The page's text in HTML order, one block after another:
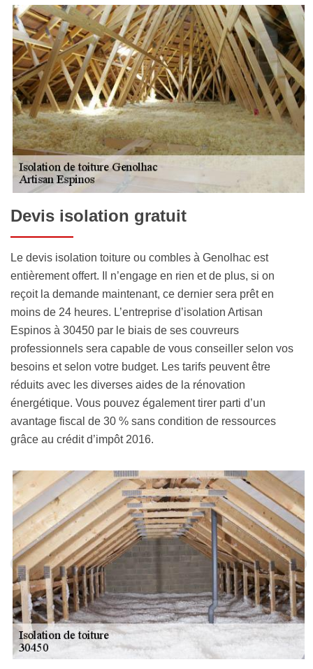
Devis isolation gratuit
Le devis isolation toiture ou combles à Genolhac est
entièrement offert. Il n’engage en rien et de plus, si on
reçoit la demande maintenant, ce dernier sera prêt en
moins de 24 heures. L’entreprise d’isolation Artisan
Espinos à 30450 par le biais de ses couvreurs
professionnels sera capable de vous conseiller selon vos
besoins et selon votre budget. Les tarifs peuvent être
réduits avec les diverses aides de la rénovation
énergétique. Vous pouvez également tirer parti d’un
avantage fiscal de 30 % sans condition de ressources
grâce au crédit d’impôt 2016.